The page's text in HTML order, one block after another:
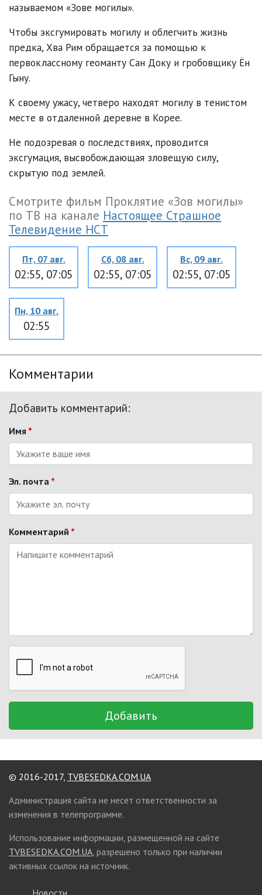
называемом «Зове могилы».
Чтобы эксгумировать могилу и облегчить жизнь
предка, Хва Рим обращается за помощью к
первоклассному геоманту Сан Доку и гробовщику Ён
Гыну.
К своему ужасу, четверо находят могилу в тенистом
месте в отдаленной деревне в Корее.
Не подозревая о последствиях, проводится
эксгумация, высвобождающая зловещую силу,
скрытую под землей.
Смотрите фильм Проклятие «Зов могилы»
по ТВ на канале Настоящее Страшное
Телевидение НСТ
Пт, 07 авг.
02:55, 07:05
Сб, 08 авг.
02:55, 07:05
Вс, 09 авг.
02:55, 07:05
Пн, 10 авг.
02:55
Комментарии
Добавить комментарий:
Имя *
Эл. почта *
Комментарий *
Добавить
© 2016-2017, TVBESEDKA.COM.UA
Администрация сайта не несет ответственности за
изменения в телепрограмме.
Использование информации, размещенной на сайте
TVBESEDKA.COM.UA , разрешено только при наличии
активных ссылок на источник.